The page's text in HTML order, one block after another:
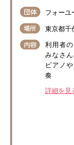
フォーユ
東京都千
利用者
みなさ
ピアノ
詳細を見